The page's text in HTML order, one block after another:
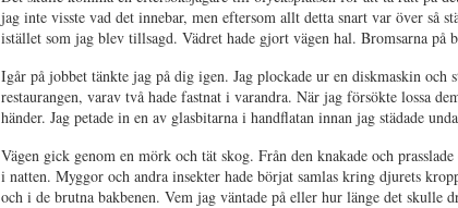
jag inte visste vad det innebar, men eftersom allt detta snart var över så
istället som jag blev tillsagd. Vädret hade gjort vägen hal. Bromsarna på
Igår på jobbet tänkte jag på dig igen. Jag plockade ur en diskmaskin och
restaurangen, varav två hade fastnat i varandra. När jag försökte lossa
händer. Jag petade in en av glasbitarna i handflatan innan jag städade
Vägen gick genom en mörk och tät skog. Från den knakade och
i natten. Myggor och andra insekter hade börjat samlas kring djurets
och i de brutna bakbenen. Vem jag väntade på eller hur länge det skulle